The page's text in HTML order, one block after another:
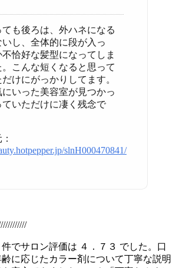
ても後ろは、外ハネになる
し、全体的に段が入っ
恰好な髪型になってしま
。こんな短くなると思って
けにがっかりしてます。
いった美容室が見つかっ
ていただけに凄く残念で
slnH000470841/
でサロン評価は ４．７３ でした。口
に応じたカラー剤について丁寧な説明